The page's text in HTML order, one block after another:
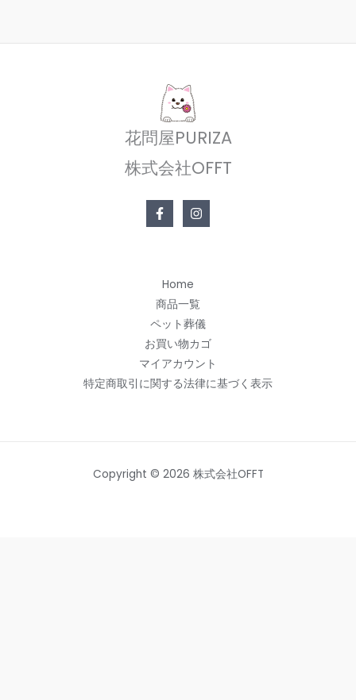
花問屋PURIZA
株式会社OFFT
Home
商品一覧
ペット葬儀
お買い物カゴ
マイアカウント
特定商取引に関する法律に基づく表示
Copyright © 2026 株式会社OFFT